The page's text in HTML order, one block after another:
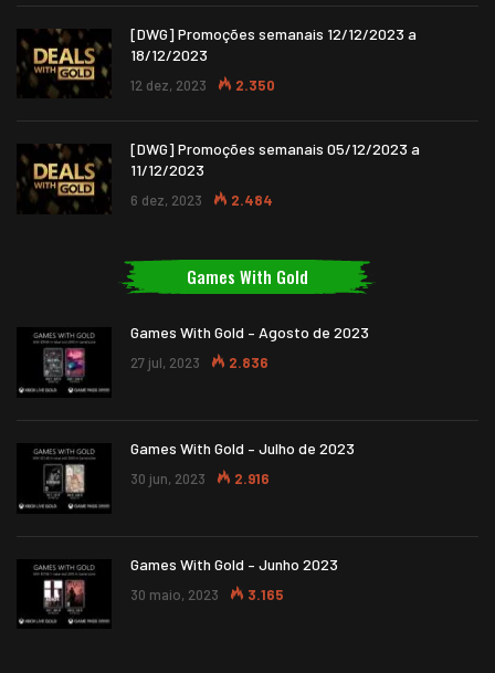
[DWG] Promoções semanais 12/12/2023 a
18/12/2023
12 dez, 2023 2.350
[DWG] Promoções semanais 05/12/2023 a
11/12/2023
6 dez, 2023 2.484
Games With Gold
Games With Gold – Agosto de 2023
27 jul, 2023 2.836
Games With Gold – Julho de 2023
30 jun, 2023 2.916
Games With Gold – Junho 2023
30 maio, 2023 3.165